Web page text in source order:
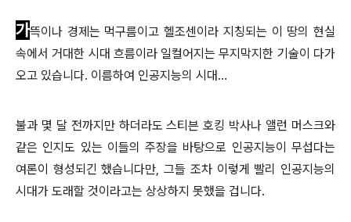
가뜩이나 경제는 먹구름이고 헬조센이라 지칭되는 이 땅의 현실
속에서 거대한 시대 흐름이라 일컬어지는 무지막지한 기술이 다가
오고 있습니다. 이름하여 인공지능의 시대...
불과 몇 달 전까지만 하더라도 스티븐 호킹 박사나 앨런 머스크와
같은 인지도 있는 이들의 주장을 바탕으로 인공지능이 무섭다는
여론이 형성되긴 했습니다만, 그들 조차 이렇게 빨리 인공지능의
시대가 도래할 것이라고는 상상하지 못했을 겁니다.